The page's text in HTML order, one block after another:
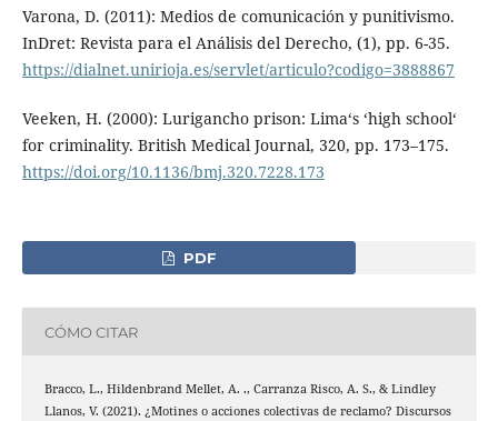
Varona, D. (2011): Medios de comunicación y punitivismo.
InDret: Revista para el Análisis del Derecho, (1), pp. 6-35.
https://dialnet.unirioja.es/servlet/articulo?codigo=3888867
Veeken, H. (2000): Lurigancho prison: Lima‘s ‘high school‘
for criminality. British Medical Journal, 320, pp. 173–175.
https://doi.org/10.1136/bmj.320.7228.173
PDF
CÓMO CITAR
Bracco, L., Hildenbrand Mellet, A. ., Carranza Risco, A. S., & Lindley
Llanos, V. (2021). ¿Motines o acciones colectivas de reclamo? Discursos